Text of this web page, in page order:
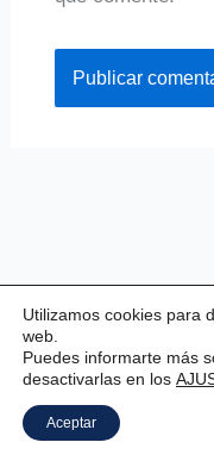
Copyright ©
Utilizamos cookies para
web.
Puedes informarte más
desactivarlas en los
Aceptar